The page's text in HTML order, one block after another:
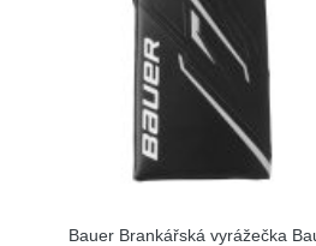
Bauer Brankářská vyrážečka